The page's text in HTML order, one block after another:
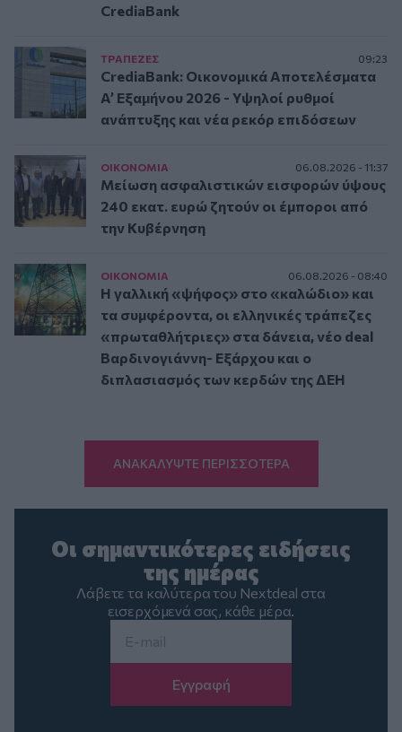
CrediaBank
ΤΡAΠΕΖΕΣ 09:23
CrediaBank: Οικονομικά Αποτελέσματα
A’ Εξαμήνου 2026 - Υψηλοί ρυθμοί
ανάπτυξης και νέα ρεκόρ επιδόσεων
ΟΙΚΟΝΟΜΙΑ 06.08.2026 - 11:37
Μείωση ασφαλιστικών εισφορών ύψους
240 εκατ. ευρώ ζητούν οι έμποροι από
την Κυβέρνηση
ΟΙΚΟΝΟΜΙΑ 06.08.2026 - 08:40
Η γαλλική «ψήφος» στο «καλώδιο» και
τα συμφέροντα, οι ελληνικές τράπεζες
«πρωταθλήτριες» στα δάνεια, νέο deal
Βαρδινογιάννη- Εξάρχου και ο
διπλασιασμός των κερδών της ΔΕΗ
ΑΝΑΚΑΛΥΨΤΕ ΠΕΡΙΣΣΟΤΕΡΑ
Οι σημαντικότερες ειδήσεις
της ημέρας
Λάβετε τα καλύτερα του Nextdeal στα
εισερχόμενά σας, κάθε μέρα.